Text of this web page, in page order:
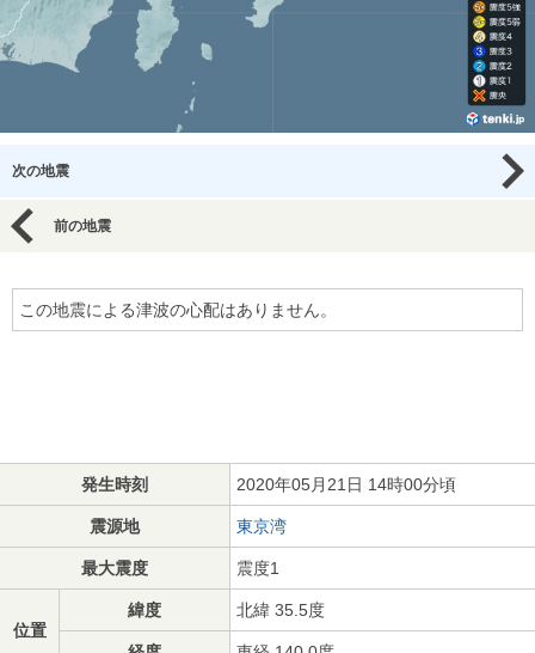
次の地震
前の地震
この地震による津波の心配はありません。
発生時刻 2020年05月21日 14時00分頃
震源地 東京湾
最大震度 震度1
位置
緯度 北緯 35.5度